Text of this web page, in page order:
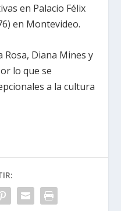
en Palacio Félix
en Montevideo.
Rosa, Diana Mines y
lo que se
a la cultura